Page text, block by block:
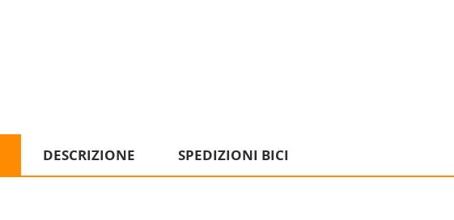
DESCRIZIONE SPEDIZIONI BICI